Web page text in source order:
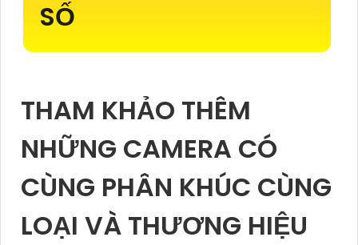
SỐ
THAM KHẢO THÊM
NHỮNG CAMERA CÓ
CÙNG PHÂN KHÚC CÙNG
LOẠI VÀ THƯƠNG HIỆU